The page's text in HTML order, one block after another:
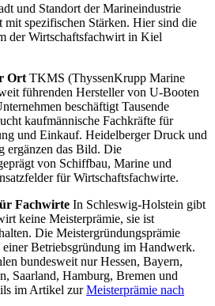
und Standort der Marineindustrie
mit spezifischen Stärken. Hier sind die
der Wirtschaftsfachwirt in Kiel
Ort TKMS (ThyssenKrupp Marine
führenden Hersteller von U-Booten
beschäftigt Tausende
kaufmännische Fachkräfte für
und Einkauf. Heidelberger Druck und
ergänzen das Bild. Die
von Schiffbau, Marine und
für Wirtschaftsfachwirte.
Fachwirte In Schleswig-Holstein gibt
keine Meisterprämie, sie ist
Die Meistergründungsprämie
Betriebsgründung im Handwerk.
bundesweit nur Hessen, Bayern,
Saarland, Hamburg, Bremen und
im Artikel zurMeisterprämie nach